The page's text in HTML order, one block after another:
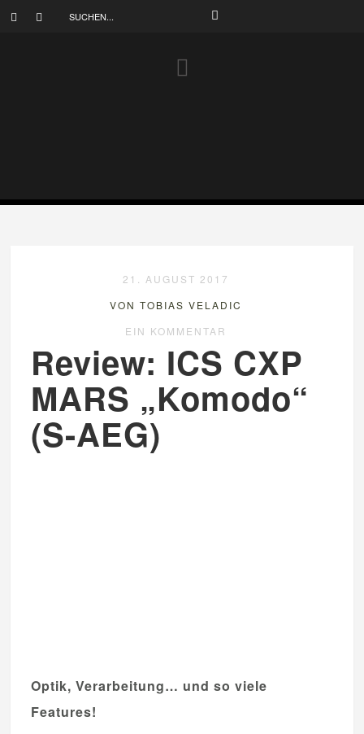
21. AUGUST 2017
VON TOBIAS VELADIC
EIN KOMMENTAR
Review: ICS CXP
MARS „Komodo“
(S-AEG)
Optik, Verarbeitung… und so viele
Features!